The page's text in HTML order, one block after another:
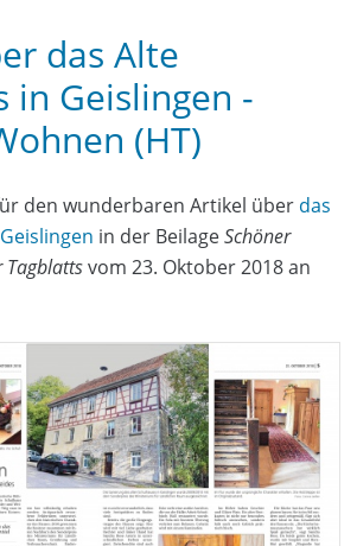
das Alte
in Geislingen -
(HT)
den wunderbaren Artikel über das
in der BeilageSchöner
Tagblattsvom 23. Oktober 2018 an